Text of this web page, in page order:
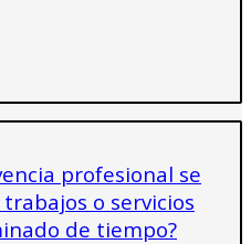
profesional se
o servicios
de tiempo?